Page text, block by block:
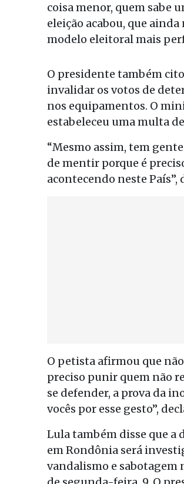
coisa menor, quem sabe
eleição acabou, que
modelo eleitoral mais
O presidente também
invalidar os votos de
nos equipamentos. O
estabeleceu uma multa
“Mesmo assim, tem
de mentir porque é
acontecendo neste País”,
O petista afirmou que
preciso punir quem não
se defender, a prova da
vocês por esse gesto”,
Lula também disse que a
em Rondônia será
vandalismo e sabotagem